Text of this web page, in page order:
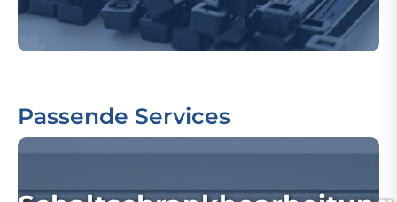
Passende Services